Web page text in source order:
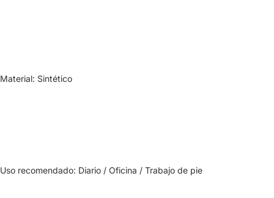
Material: Sintético
Uso recomendado: Diario / Oficina / Trabajo de pie